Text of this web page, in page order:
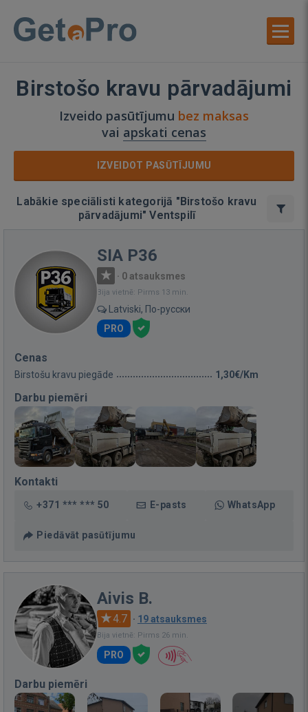
Birstošo kravu pārvadājumi
Izveido pasūtījumu bez maksas
vai apskati cenas
IZVEIDOT PASŪTĪJUMU
Labākie speciālisti kategorijā "Birstošo kravu
pārvadājumi" Ventspilī
SIA P36
· 0 atsauksmes
Bija vietnē: Pirms 13 min.
Latviski, По-русски
PRO
Cenas
Birstošu kravu piegāde 1,30€/Km
Darbu piemēri
Kontakti
+371 *** *** 50 E-pasts WhatsApp
Piedāvāt pasūtījumu
Aivis B.
4.7 · 19 atsauksmes
Bija vietnē: Pirms 26 min.
PRO
Darbu piemēri